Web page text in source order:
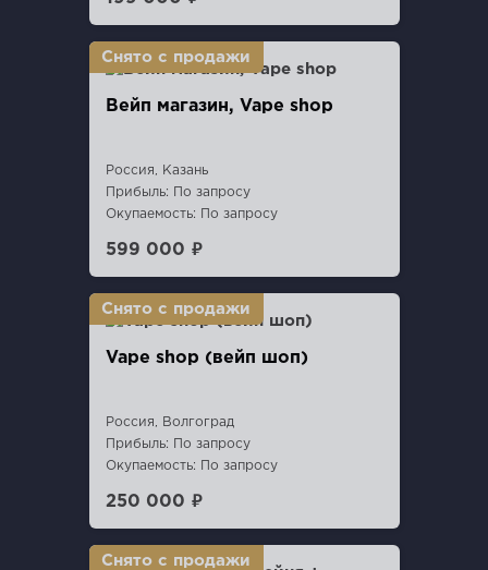
Вейп магазин, Vape shop
Россия, Казань
Прибыль: По запросу
Окупаемость: По запросу
599 000 ₽
Vape shop (вейп шоп)
Россия, Волгоград
Прибыль: По запросу
Окупаемость: По запросу
250 000 ₽